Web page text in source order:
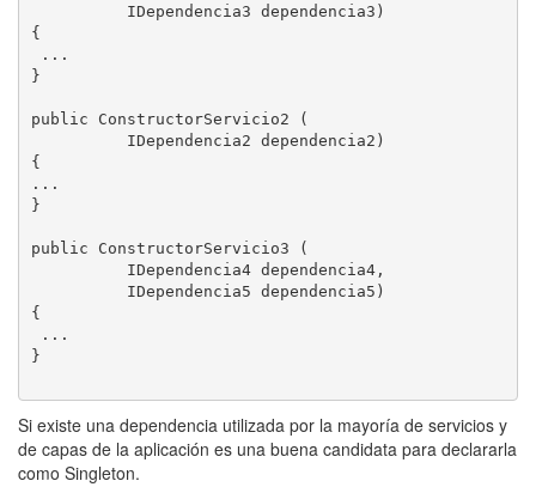
IDependencia3 dependencia3)
{
...
}
public ConstructorServicio2 (
IDependencia2 dependencia2)
{
...
}
public ConstructorServicio3 (
IDependencia4 dependencia4,
          IDependencia5 dependencia5)
{
...
}
Si existe una dependencia utilizada por la mayoría de servicios y
de capas de la aplicación es una buena candidata para declararla
como Singleton.